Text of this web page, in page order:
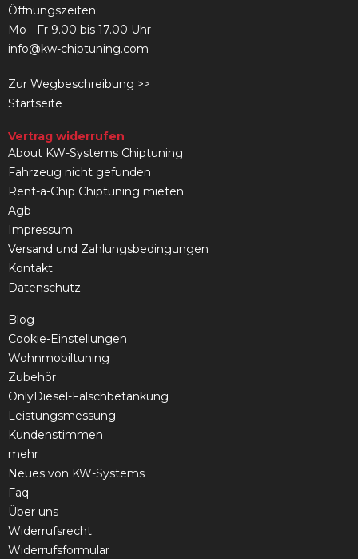
Öffnungszeiten:
Mo - Fr 9.00 bis 17.00 Uhr
info@kw-chiptuning.com
Zur Wegbeschreibung >>
Startseite
Vertrag widerrufen
About KW-Systems Chiptuning
Fahrzeug nicht gefunden
Rent-a-Chip Chiptuning mieten
Agb
Impressum
Versand und Zahlungsbedingungen
Kontakt
Datenschutz
Blog
Cookie-Einstellungen
Wohnmobiltuning
Zubehör
OnlyDiesel-Falschbetankung
Leistungsmessung
Kundenstimmen
mehr
Neues von KW-Systems
Faq
Über uns
Widerrufsrecht
Widerrufsformular